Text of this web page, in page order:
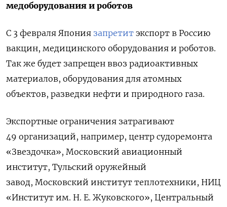
медоборудования и роботов
С 3 февраля Япония запретит экспорт в Россию
вакцин, медицинского оборудования и роботов.
Так же будет запрещен ввоз радиоактивных
материалов, оборудования для атомных
объектов, разведки нефти и природного газа.
Экспортные ограничения затрагивают
49 организаций, например, центр судоремонта
«Звездочка», Московский авиационный
институт, Тульский оружейный
завод, Московский институт теплотехники, НИЦ
«Институт им. Н. Е. Жуковского», Центральный